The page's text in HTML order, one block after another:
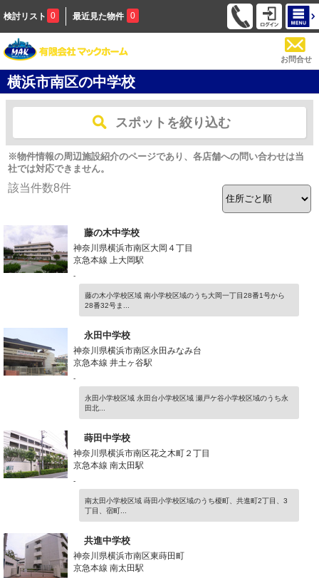
検討リスト 0 最近見た物件 0
お問合せ
横浜市南区の中学校
スポットを絞り込む
※物件情報の周辺施設紹介のページであり、各店舗への問い合わせは当
社では対応できません。
該当件数8件
藤の木中学校
神奈川県横浜市南区大岡４丁目
京急本線 上大岡駅
-
藤の木小学校区域 南小学校区域のうち大岡一丁目28番1号から
28番32号ま...
永田中学校
神奈川県横浜市南区永田みなみ台
京急本線 井土ヶ谷駅
-
永田小学校区域 永田台小学校区域 瀬戸ケ谷小学校区域のうち永
田北...
蒔田中学校
神奈川県横浜市南区花之木町２丁目
京急本線 南太田駅
-
南太田小学校区域 蒔田小学校区域のうち榎町、共進町2丁目、3
丁目、宿町...
共進中学校
神奈川県横浜市南区東蒔田町
京急本線 南太田駅